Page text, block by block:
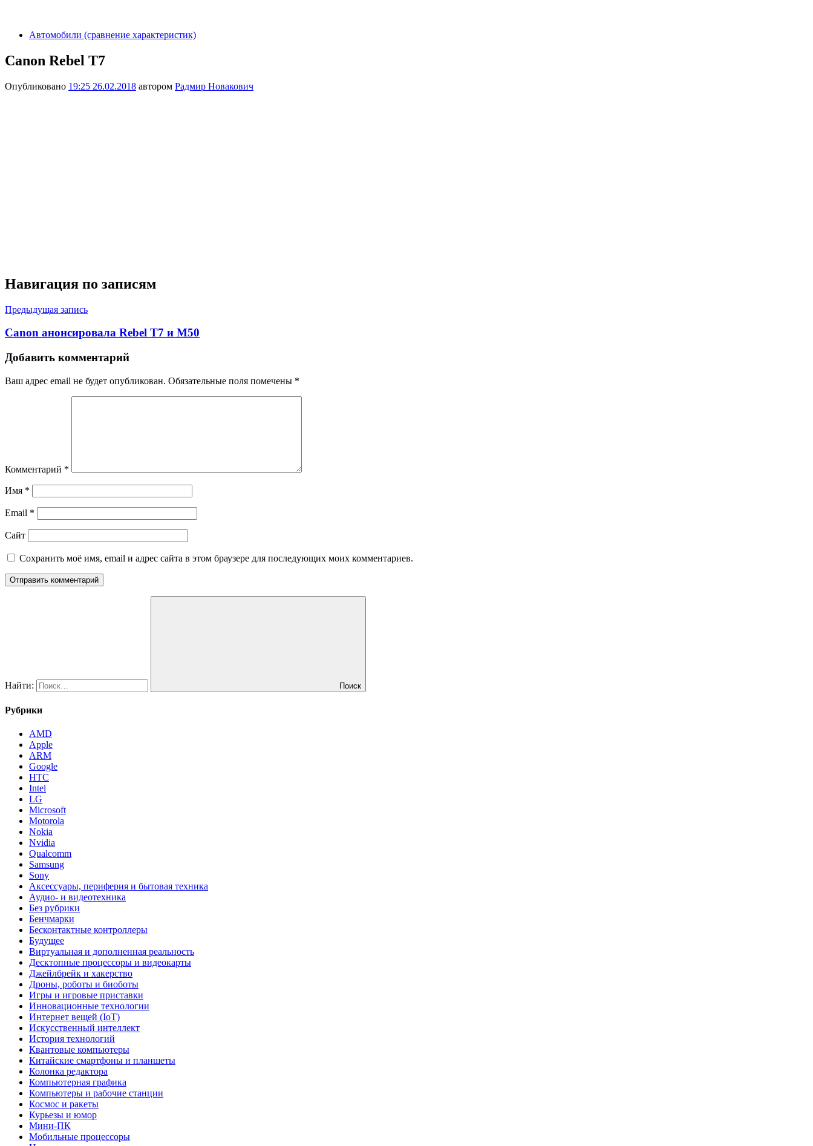
Автомобили (сравнение характеристик)
Canon Rebel T7
Опубликовано 19:25 26.02.2018 автором Радмир Новакович
Навигация по записям
Предыдущая запись
Canon анонсировала Rebel T7 и M50
Добавить комментарий
Ваш адрес email не будет опубликован. Обязательные поля помечены *
Комментарий *
Имя *
Email *
Сайт
Сохранить моё имя, email и адрес сайта в этом браузере для последующих моих комментариев.
Найти: Поиск
Рубрики
AMD
Apple
ARM
Google
HTC
Intel
LG
Microsoft
Motorola
Nokia
Nvidia
Qualcomm
Samsung
Sony
Аксессуары, периферия и бытовая техника
Аудио- и видеотехника
Без рубрики
Бенчмарки
Бесконтактные контроллеры
Будущее
Виртуальная и дополненная реальность
Десктопные процессоры и видеокарты
Джейлбрейк и хакерство
Дроны, роботы и биоботы
Игры и игровые приставки
Инновационные технологии
Интернет вещей (IoT)
Искусственный интеллект
История технологий
Квантовые компьютеры
Китайские смартфоны и планшеты
Колонка редактора
Компьютерная графика
Компьютеры и рабочие станции
Космос и ракеты
Курьезы и юмор
Мини-ПК
Мобильные процессоры